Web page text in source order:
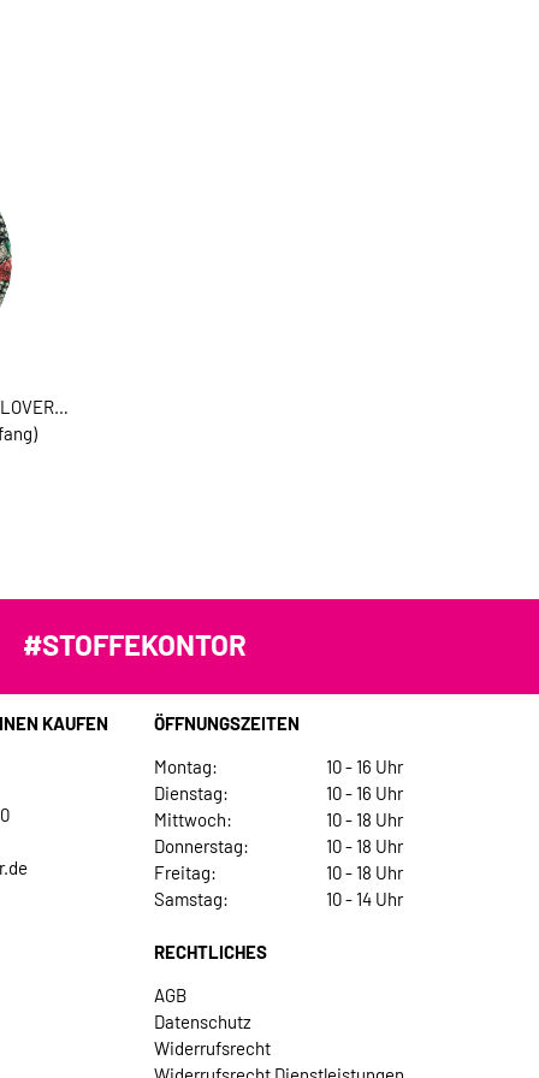
#STOFFEKONTOR
KAUFEN
ÖFFNUNGSZEITEN
Montag:
10 - 16 Uhr
Dienstag:
10 - 16 Uhr
Mittwoch:
10 - 18 Uhr
Donnerstag:
10 - 18 Uhr
Freitag:
10 - 18 Uhr
Samstag:
10 - 14 Uhr
RECHTLICHES
AGB
Datenschutz
Widerrufsrecht